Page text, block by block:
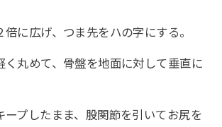
倍に広げ、つま先をハの字にする。
く丸めて、骨盤を地面に対して垂直に
ープしたまま、股関節を引いてお尻を